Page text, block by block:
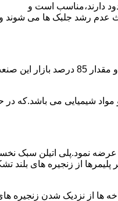
دارند،مناسب است و
عدم رشد جلبک ها می
پلی اتیلن پرمصرف ترین ماده پلیمری
مواد شیمیایی می
اکواستار پودر پلی اتیلن سبک را با دانه بندی
از زنجیره های
از نزدیک شدن زنجیره